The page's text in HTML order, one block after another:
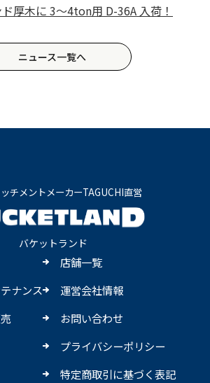
厚木に 3〜4ton用 D-36A 入荷！
ニュース一覧へ
チメントメーカーTAGUCHI直営
バケットランド
ナンス
店舗一覧
運営会社情報
お問い合わせ
プライバシーポリシー
特定商取引に基づく表記